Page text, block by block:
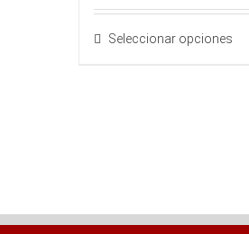
Seleccionar opciones